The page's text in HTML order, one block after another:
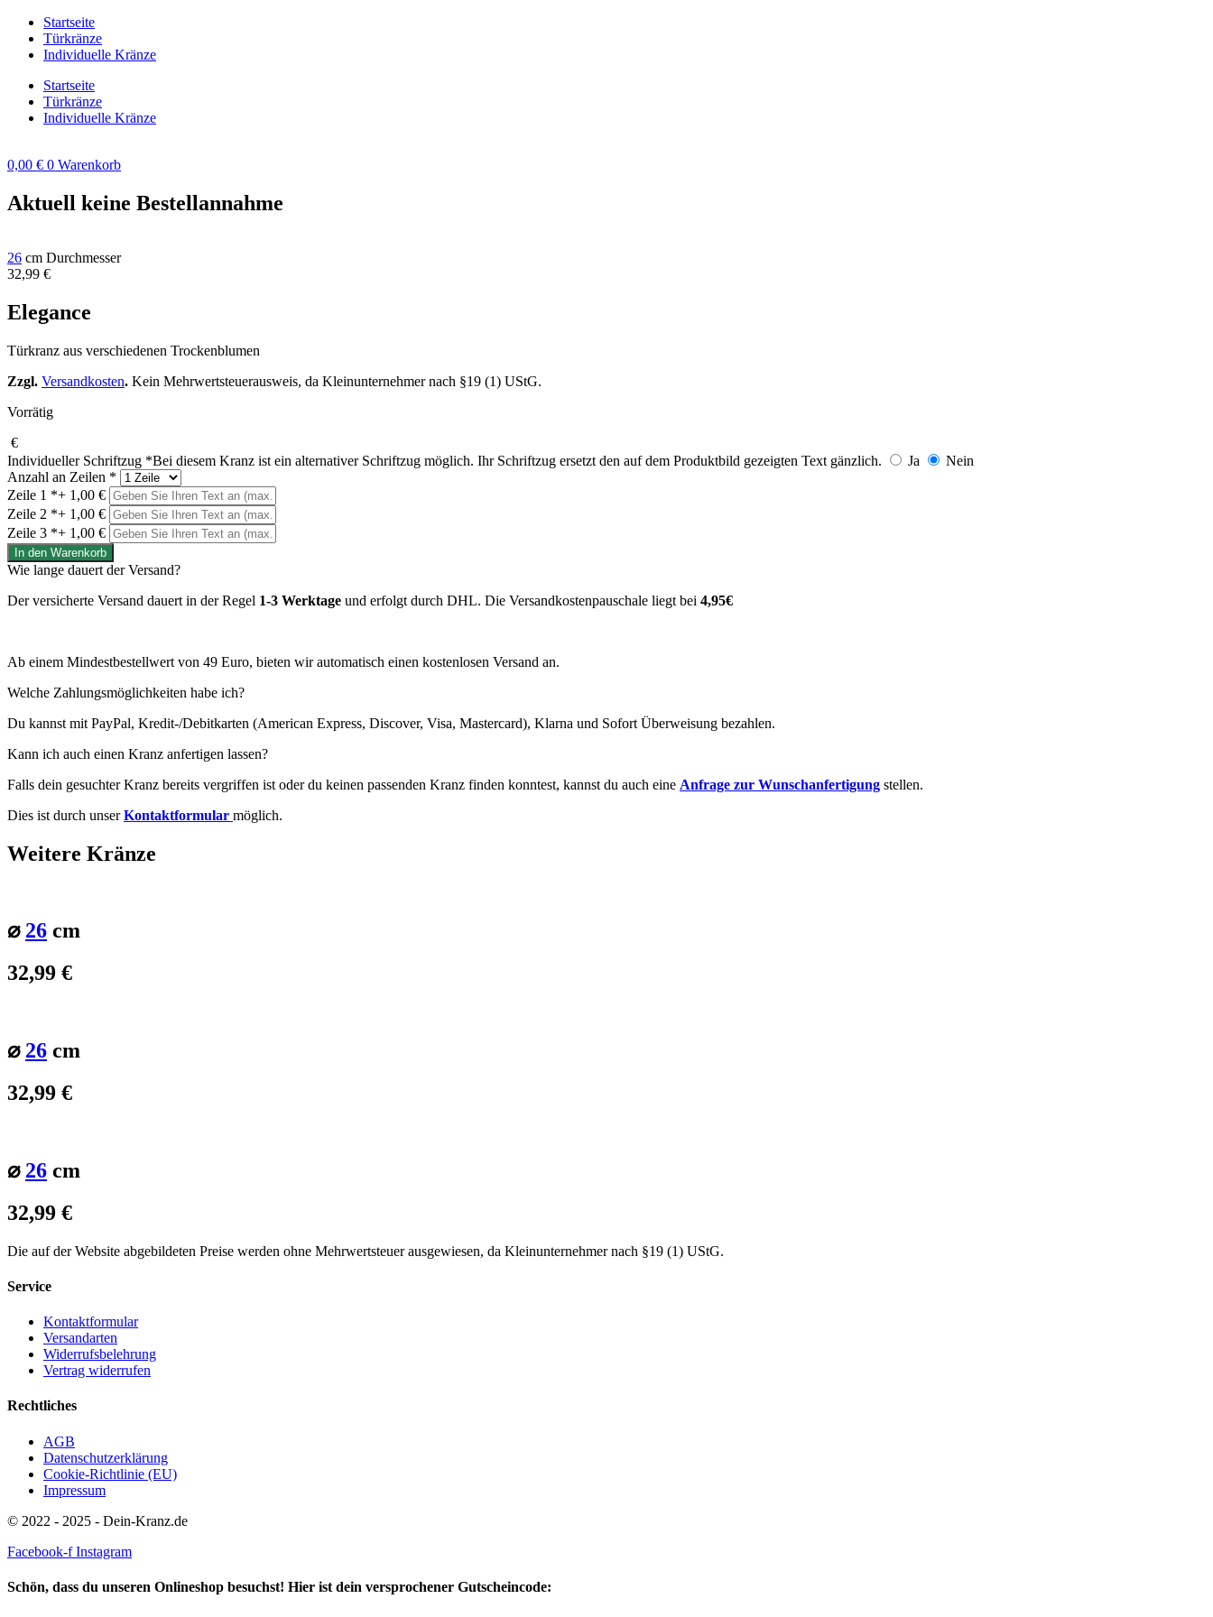
Zum
Inhalt
springen
Startseite
Türkränze
Individuelle Kränze
Startseite
Türkränze
Individuelle Kränze
0,00 € 0 Warenkorb
Aktuell keine Bestellannahme
26 cm Durchmesser
32,99 €
Elegance
Türkranz aus verschiedenen Trockenblumen
Zzgl. Versandkosten. Kein Mehrwertsteuerausweis, da Kleinunternehmer nach §19 (1) UStG.
Vorrätig
€
Individueller Schriftzug *Bei diesem Kranz ist ein alternativer Schriftzug möglich. Ihr Schriftzug ersetzt den auf dem Produktbild gezeigten Text gänzlich. Ja
Nein
Anzahl an Zeilen *
Zeile 1 *+ 1,00 €
Zeile 2 *+ 1,00 €
Zeile 3 *+ 1,00 €
Elegance
Menge
In den Warenkorb
Wie lange dauert der Versand?
Der versicherte Versand dauert in der Regel 1-3 Werktage und erfolgt durch DHL. Die Versandkostenpauschale liegt bei 4,95€
Ab einem Mindestbestellwert von 49 Euro, bieten wir automatisch einen kostenlosen Versand an.
Welche Zahlungsmöglichkeiten habe ich?
Du kannst mit PayPal, Kredit-/Debitkarten (American Express, Discover, Visa, Mastercard), Klarna und Sofort Überweisung bezahlen.
Kann ich auch einen Kranz anfertigen lassen?
Falls dein gesuchter Kranz bereits vergriffen ist oder du keinen passenden Kranz finden konntest, kannst du auch eine Anfrage zur Wunschanfertigung stellen.
Dies ist durch unserKontaktformular möglich.
Weitere Kränze
⌀ 26 cm
32,99 €
⌀ 26 cm
32,99 €
⌀ 26 cm
32,99 €
Die auf der Website abgebildeten Preise werden ohne Mehrwertsteuer ausgewiesen, da Kleinunternehmer nach §19 (1) UStG.
Service
Kontaktformular
Versandarten
Widerrufsbelehrung
Vertrag widerrufen
Rechtliches
AGB
Datenschutzerklärung
Cookie-Richtlinie (EU)
Impressum
© 2022 - 2025 - Dein-Kranz.de
Facebook-f Instagram
Schön, dass du unseren Onlineshop besuchst! Hier ist dein versprochener Gutscheincode: